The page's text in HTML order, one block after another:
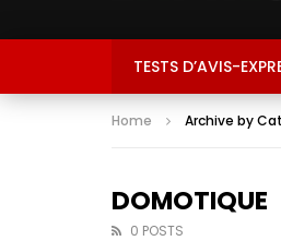
TESTS D’AVIS-
Home Archive by
DOMOTIQUE
0 POSTS